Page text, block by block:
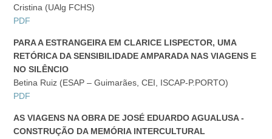
Cristina (UAlg FCHS)
PDF
PARA A ESTRANGEIRA EM CLARICE LISPECTOR, UMA
RETÓRICA DA SENSIBILIDADE AMPARADA NAS VIAGENS E
NO SILÊNCIO
Betina Ruiz (ESAP – Guimarães, CEI, ISCAP-P.PORTO)
PDF
AS VIAGENS NA OBRA DE JOSÉ EDUARDO AGUALUSA -
CONSTRUÇÃO DA MEMÓRIA INTERCULTURAL